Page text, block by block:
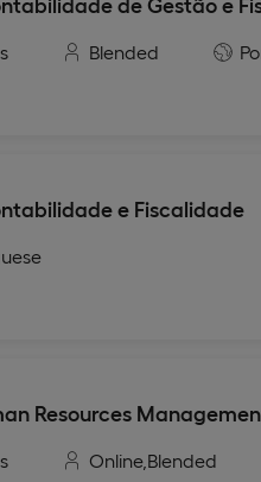
Blended
e Fiscalidade
Resources
Online, Blended